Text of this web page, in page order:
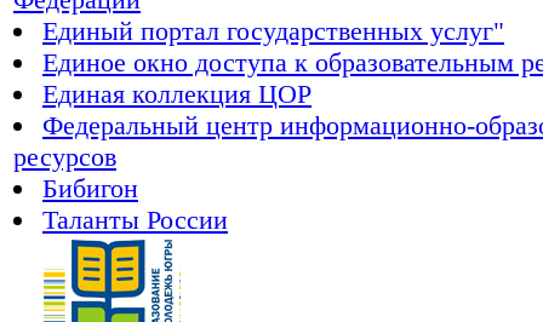
Единый портал государственных услуг"
Единое окно доступа к образовательным
Единая коллекция ЦОР
Федеральный центр информационно-
ресурсов
Бибигон
Таланты России